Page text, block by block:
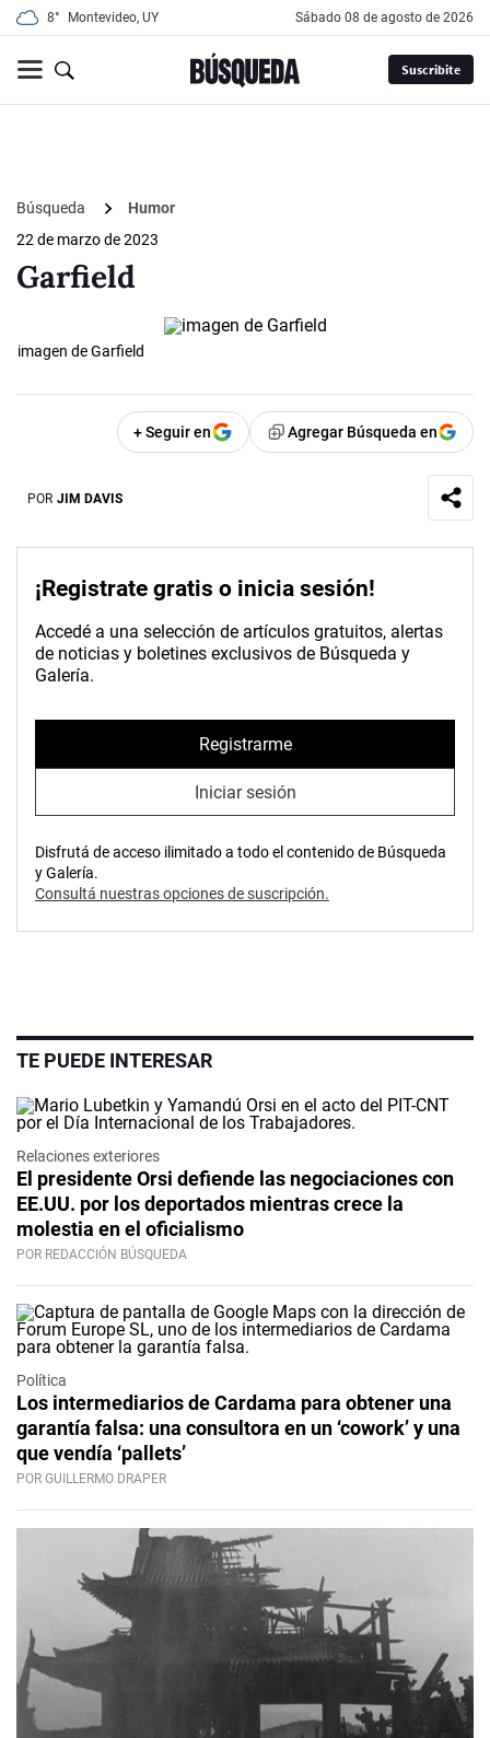
8° Montevideo, UY sábado 08 de agosto de 2026
Suscribite
Búsqueda
Humor
22 de marzo de 2023
Garfield
imagen de Garfield
+ Seguir en Agregar Búsqueda en
POR JIM DAVIS
¡Registrate gratis o inicia sesión!
Accedé a una selección de artículos gratuitos, alertas
de noticias y boletines exclusivos de Búsqueda y
Galería.
Registrarme
Iniciar sesión
Disfrutá de acceso ilimitado a todo el contenido de Búsqueda
y Galería.
Consultá nuestras opciones de suscripción.
TE PUEDE INTERESAR
Relaciones exteriores
El presidente Orsi defiende las negociaciones con
EE.UU. por los deportados mientras crece la
molestia en el oficialismo
POR REDACCIÓN BÚSQUEDA
Política
Los intermediarios de Cardama para obtener una
garantía falsa: una consultora en un ‘cowork’ y una
que vendía ‘pallets’
POR GUILLERMO DRAPER